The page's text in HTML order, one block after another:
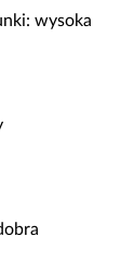
wysoka